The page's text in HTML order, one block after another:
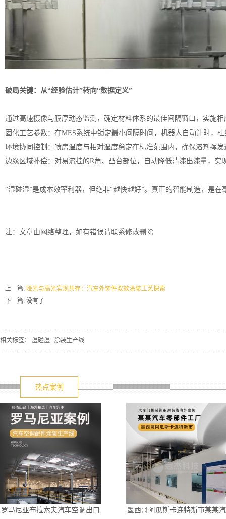
破局关键：从“经验估计”转向“数据定义”
通过高速摄像与膜厚动态监测，确定材料体系的最佳间隔窗口，实施相
固化工艺参数：在MES系统中锁定最小间隔时间，机器人自动计时，
环境协同控制：喷房温度与相对湿度稳定在标准范围内，确保溶剂挥发
边缘区域补偿：对易流挂的R角、凸台部位，自动降低清漆出漆量，实
“湿碰湿”是成本效率利器，但绝非“越快越好”。真正的智能制造，是
注：文章由网络整理，如有错误请联系修改删除
上一篇: 哑光与高光实现共存：汽车外饰件双效涂装工艺探索
下一篇: 没有了
相关标签： 湿碰湿 涂装生产线
热点案例
罗马尼亚布拉索夫汽车空调出口 墨西哥阿瓜斯卡连特斯市某某汽